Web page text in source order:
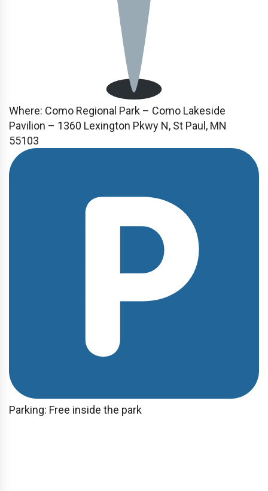
Where: Como Regional Park – Como Lakeside
Pavilion – 1360 Lexington Pkwy N, St Paul, MN
55103
Parking: Free inside the park